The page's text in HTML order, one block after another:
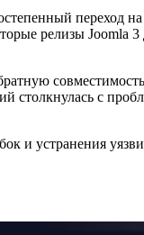
переход
релизы Joomla
с
и устранения